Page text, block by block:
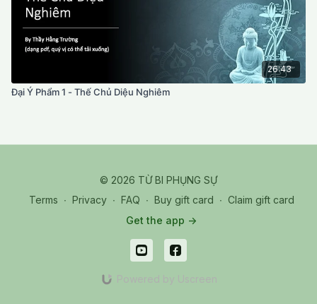
26:43
Đại Ý Phẩm 1 - Thế Chủ Diệu Nghiêm
© 2026 TỪ BI PHỤNG SỰ
Terms ∙ Privacy ∙ FAQ ∙ Buy gift card ∙ Claim gift card
Get the app ->
Powered by Uscreen